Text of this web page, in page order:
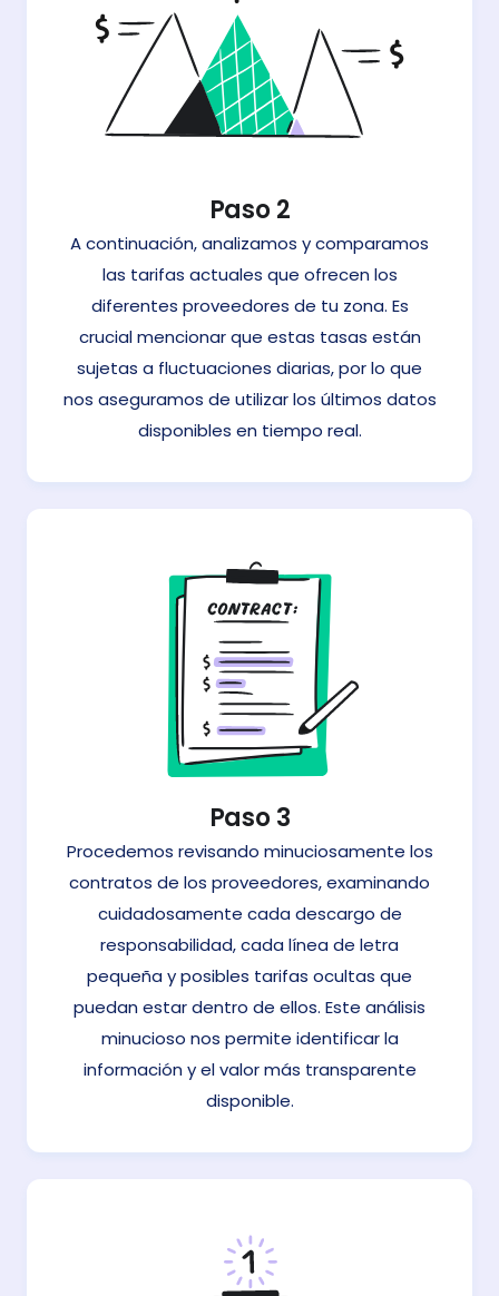
Paso 2
A continuación, analizamos y comparamos
las tarifas actuales que ofrecen los
diferentes proveedores de tu zona. Es
crucial mencionar que estas tasas están
sujetas a fluctuaciones diarias, por lo que
nos aseguramos de utilizar los últimos datos
disponibles en tiempo real.
Paso 3
Procedemos revisando minuciosamente los
contratos de los proveedores, examinando
cuidadosamente cada descargo de
responsabilidad, cada línea de letra
pequeña y posibles tarifas ocultas que
puedan estar dentro de ellos. Este análisis
minucioso nos permite identificar la
información y el valor más transparente
disponible.